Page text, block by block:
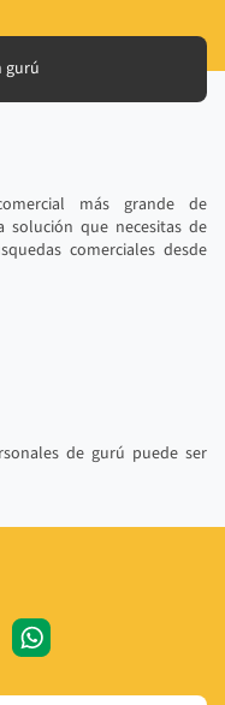
gurú
más grande de
solución que necesitas de
comerciales desde
de gurú puede ser